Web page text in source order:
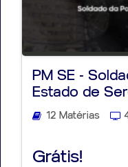
PM SE -
Estado de
12 Matérias
Grátis!